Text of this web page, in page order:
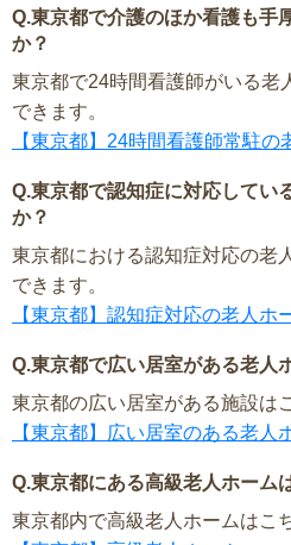
Q.東京都で介護のほか看護も手
か？
東京都で24時間看護師がいる老
できます。
【東京都】24時間看護師常駐
Q.東京都で認知症に対応してい
か？
東京都における認知症対応の老
できます。
【東京都】認知症対応の老人ホ
Q.東京都で広い居室がある老人
東京都の広い居室がある施設は
【東京都】広い居室のある老人
Q.東京都にある高級老人ホーム
東京都内で高級老人ホームはこ